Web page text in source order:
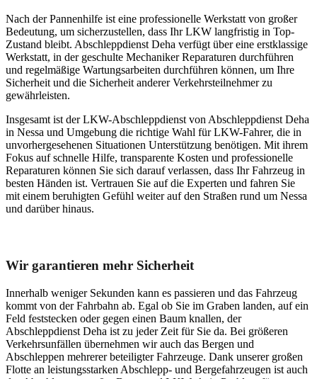
Nach der Pannenhilfe ist eine professionelle Werkstatt von großer
Bedeutung, um sicherzustellen, dass Ihr LKW langfristig in Top-
Zustand bleibt. Abschleppdienst Deha verfügt über eine erstklassige
Werkstatt, in der geschulte Mechaniker Reparaturen durchführen
und regelmäßige Wartungsarbeiten durchführen können, um Ihre
Sicherheit und die Sicherheit anderer Verkehrsteilnehmer zu
gewährleisten.
Insgesamt ist der LKW-Abschleppdienst von Abschleppdienst Deha
in Nessa und Umgebung die richtige Wahl für LKW-Fahrer, die in
unvorhergesehenen Situationen Unterstützung benötigen. Mit ihrem
Fokus auf schnelle Hilfe, transparente Kosten und professionelle
Reparaturen können Sie sich darauf verlassen, dass Ihr Fahrzeug in
besten Händen ist. Vertrauen Sie auf die Experten und fahren Sie
mit einem beruhigten Gefühl weiter auf den Straßen rund um Nessa
und darüber hinaus.
Wir garantieren mehr Sicherheit
Innerhalb weniger Sekunden kann es passieren und das Fahrzeug
kommt von der Fahrbahn ab. Egal ob Sie im Graben landen, auf ein
Feld feststecken oder gegen einen Baum knallen, der
Abschleppdienst Deha ist zu jeder Zeit für Sie da. Bei größeren
Verkehrsunfällen übernehmen wir auch das Bergen und
Abschleppen mehrerer beteiligter Fahrzeuge. Dank unserer großen
Flotte an leistungsstarken Abschlepp- und Bergefahrzeugen ist auch